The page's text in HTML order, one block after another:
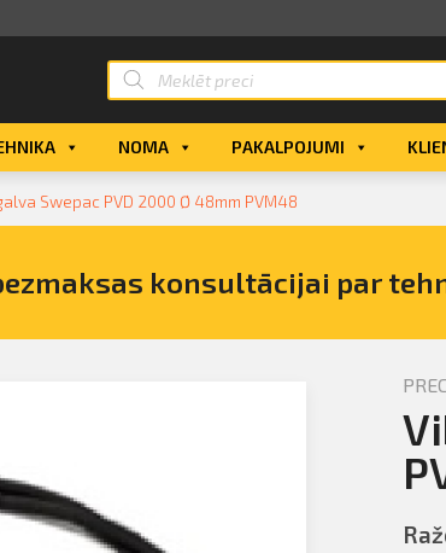
NOMA PAKALPOJUMI
Swepac PVD 2000 Ø 48mm PVM48
konsultācijai par